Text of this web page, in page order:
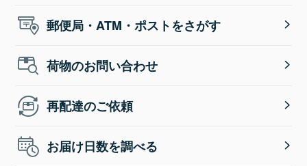
郵便局・ATM・ポストをさがす
荷物のお問い合わせ
再配達のご依頼
お届け日数を調べる